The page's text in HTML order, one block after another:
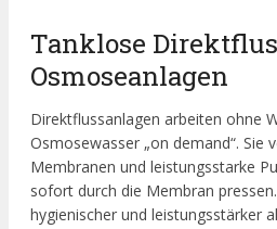
Tanklose
Osmoseanlagen
Direktflussanlagen arbeiten ohne
Osmosewasser „on demand“. Sie
Membranen und leistungsstarke
sofort durch die Membran
hygienischer und leistungsstärker